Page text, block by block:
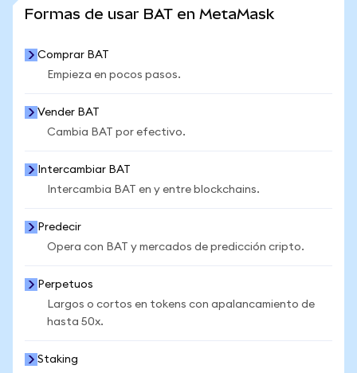
Formas de usar BAT en MetaMask
Comprar BAT
Empieza en pocos pasos.
Vender BAT
Cambia BAT por efectivo.
Intercambiar BAT
Intercambia BAT en y entre blockchains.
Predecir
Opera con BAT y mercados de predicción cripto.
Perpetuos
Largos o cortos en tokens con apalancamiento de
hasta 50x.
Staking